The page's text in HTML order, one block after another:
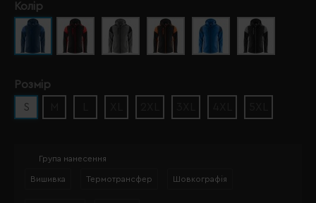
Колір
Розмір
S
Група нанесення
Вишивка Термотрансфер Шовкографія